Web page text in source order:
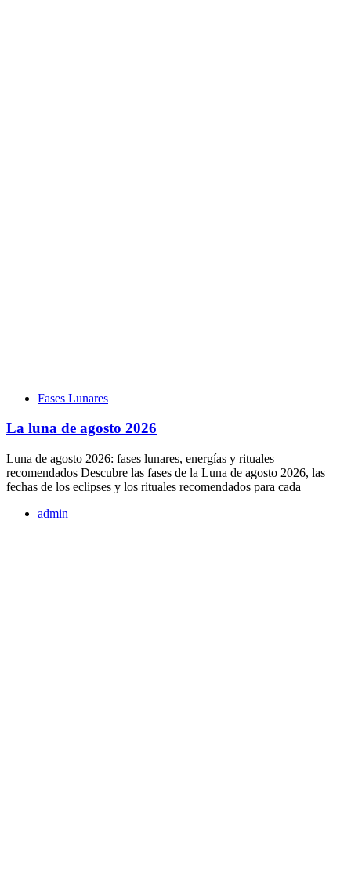
Fases Lunares
La luna de agosto 2026
Luna de agosto 2026: fases lunares, energías y rituales
recomendados Descubre las fases de la Luna de agosto 2026, las
fechas de los eclipses y los rituales recomendados para cada
admin